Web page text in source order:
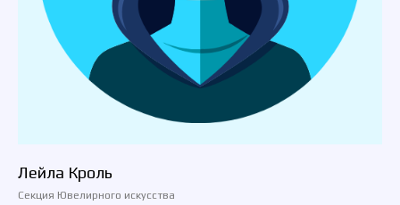
Лейла Кроль
Секция Ювелирного искусства